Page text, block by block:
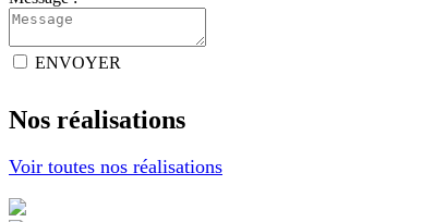
ENVOYER
Nos réalisations
Voir toutes nos réalisations